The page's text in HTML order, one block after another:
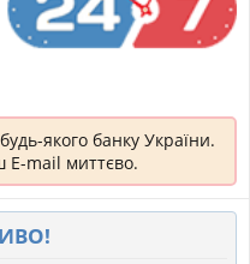
якого банку України.
E-mail миттєво.